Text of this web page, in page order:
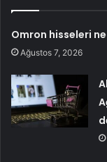
Omron hisseleri
Ağustos 7, 2026